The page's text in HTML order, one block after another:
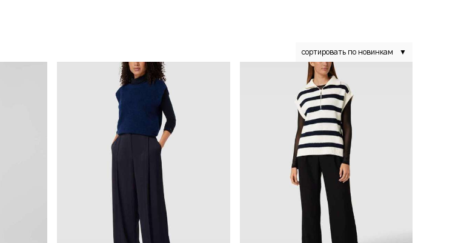
сортировать по новинкам ▼